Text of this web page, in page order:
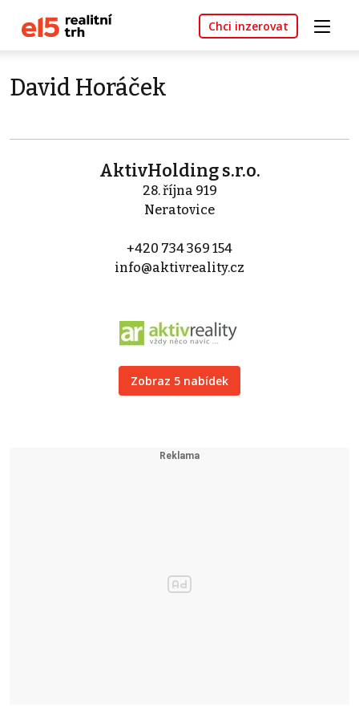
Chci inzerovat
David Horáček
AktivHolding s.r.o.
28. října 919
Neratovice
+420 734 369 154
info@aktivreality.cz
Zobraz 5 nabídek